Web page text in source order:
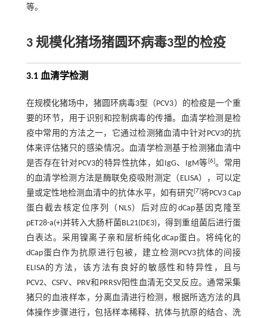
等。
3 规模化猪场猪圆环病毒3型的检疫
3.1 血清学检测
在规模化猪场中，猪圆环病毒3型（PCV3）的检疫是一个重
要的环节，用于识别和控制病毒的传播。血清学检测是检
疫中常用的方法之一，它通过检测猪血清中针对PCV3的抗
体来评估猪只的感染情况。血清学检测基于检测猪血清中
是否存在针对PCV3的特异性抗体，如IgG、IgM等[6]。常用
的血清学检测方法是酶联免疫吸附测定（ELISA），可以定
量或定性地检测血清中的抗体水平，如有研究[7]将PCV3 Cap
蛋白截去核定位序列（NLS）后对应的dCap基因克隆至
pET28-a(+)并转入大肠杆菌BL21(DE3)，得到重组菌后进行蛋
白表达。采用镍离子亲和层析纯化dCap蛋白。将纯化的
dCap蛋白作为抗原进行包被，建立检测PCV3抗体的间接
ELISA的方法，该方法有良好的敏感性和特异性，且与
PCV2、CSFV、PRV和PRRSV阳性血清无交叉反应。通常采集
猪只的血液样本，分离血清进行检测，根据所选方法的具
体操作步骤进行，包括样本稀释、抗体与抗原的结合、洗